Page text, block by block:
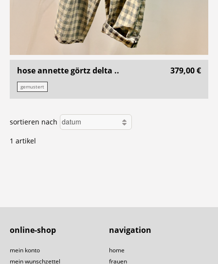
hose annette görtz delta .. 379,00 €
gemustert
sortieren nach
1 artikel
navigation
home
frauen
online-shop
mein konto
mein wunschzettel